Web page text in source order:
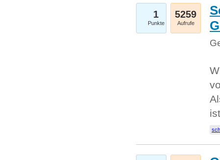
1
Punkte
5259
Aufrufe